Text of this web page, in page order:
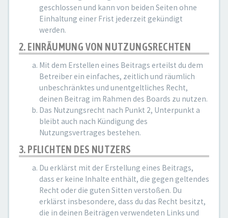
geschlossen und kann von beiden Seiten ohne
Einhaltung einer Frist jederzeit gekündigt
werden.
2. EINRÄUMUNG VON NUTZUNGSRECHTEN
Mit dem Erstellen eines Beitrags erteilst du dem
Betreiber ein einfaches, zeitlich und räumlich
unbeschränktes und unentgeltliches Recht,
deinen Beitrag im Rahmen des Boards zu nutzen.
Das Nutzungsrecht nach Punkt 2, Unterpunkt a
bleibt auch nach Kündigung des
Nutzungsvertrages bestehen.
3. PFLICHTEN DES NUTZERS
Du erklärst mit der Erstellung eines Beitrags,
dass er keine Inhalte enthält, die gegen geltendes
Recht oder die guten Sitten verstoßen. Du
erklärst insbesondere, dass du das Recht besitzt,
die in deinen Beiträgen verwendeten Links und